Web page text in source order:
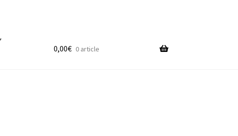
0,00€ 0 article